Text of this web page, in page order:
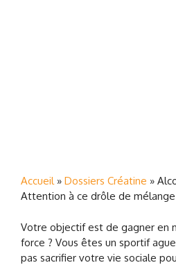
Accueil» Dossiers Créatine »
Attention à ce drôle de mélange
Votre objectif est de gagner en
force ? Vous êtes un sportif
pas sacrifier votre vie sociale